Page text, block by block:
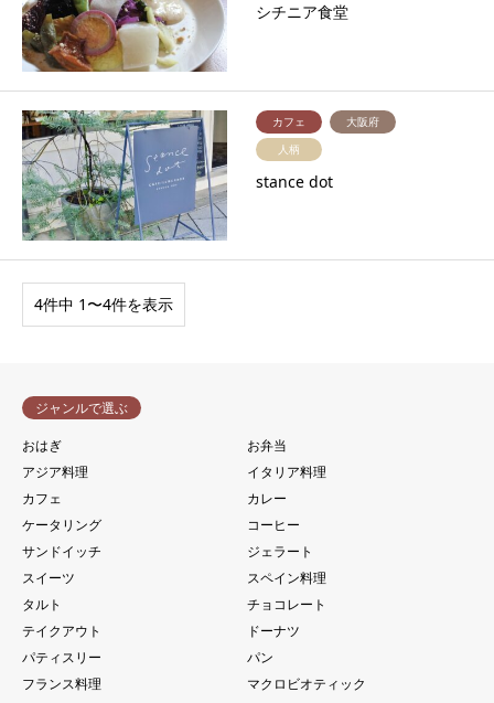
シチニア食堂
カフェ
大阪府
人柄
stance dot
4件中 1〜4件を表示
ジャンルで選ぶ
おはぎ
お弁当
アジア料理
イタリア料理
カフェ
カレー
ケータリング
コーヒー
サンドイッチ
ジェラート
スイーツ
スペイン料理
タルト
チョコレート
テイクアウト
ドーナツ
パティスリー
パン
フランス料理
マクロビオティック